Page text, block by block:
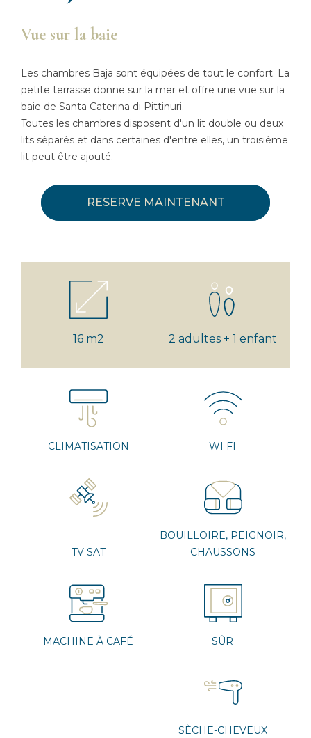
Vue sur la baie
Les chambres Baja sont équipées de tout le confort. La
petite terrasse donne sur la mer et offre une vue sur la
baie de Santa Caterina di Pittinuri.
Toutes les chambres disposent d'un lit double ou deux
lits séparés et dans certaines d'entre elles, un troisième
lit peut être ajouté.
RESERVE MAINTENANT
16 m2 2 adultes + 1 enfant
CLIMATISATION WI FI
TV SAT
BOUILLOIRE, PEIGNOIR,
CHAUSSONS
MACHINE À CAFÉ SÛR
SÈCHE-CHEVEUX